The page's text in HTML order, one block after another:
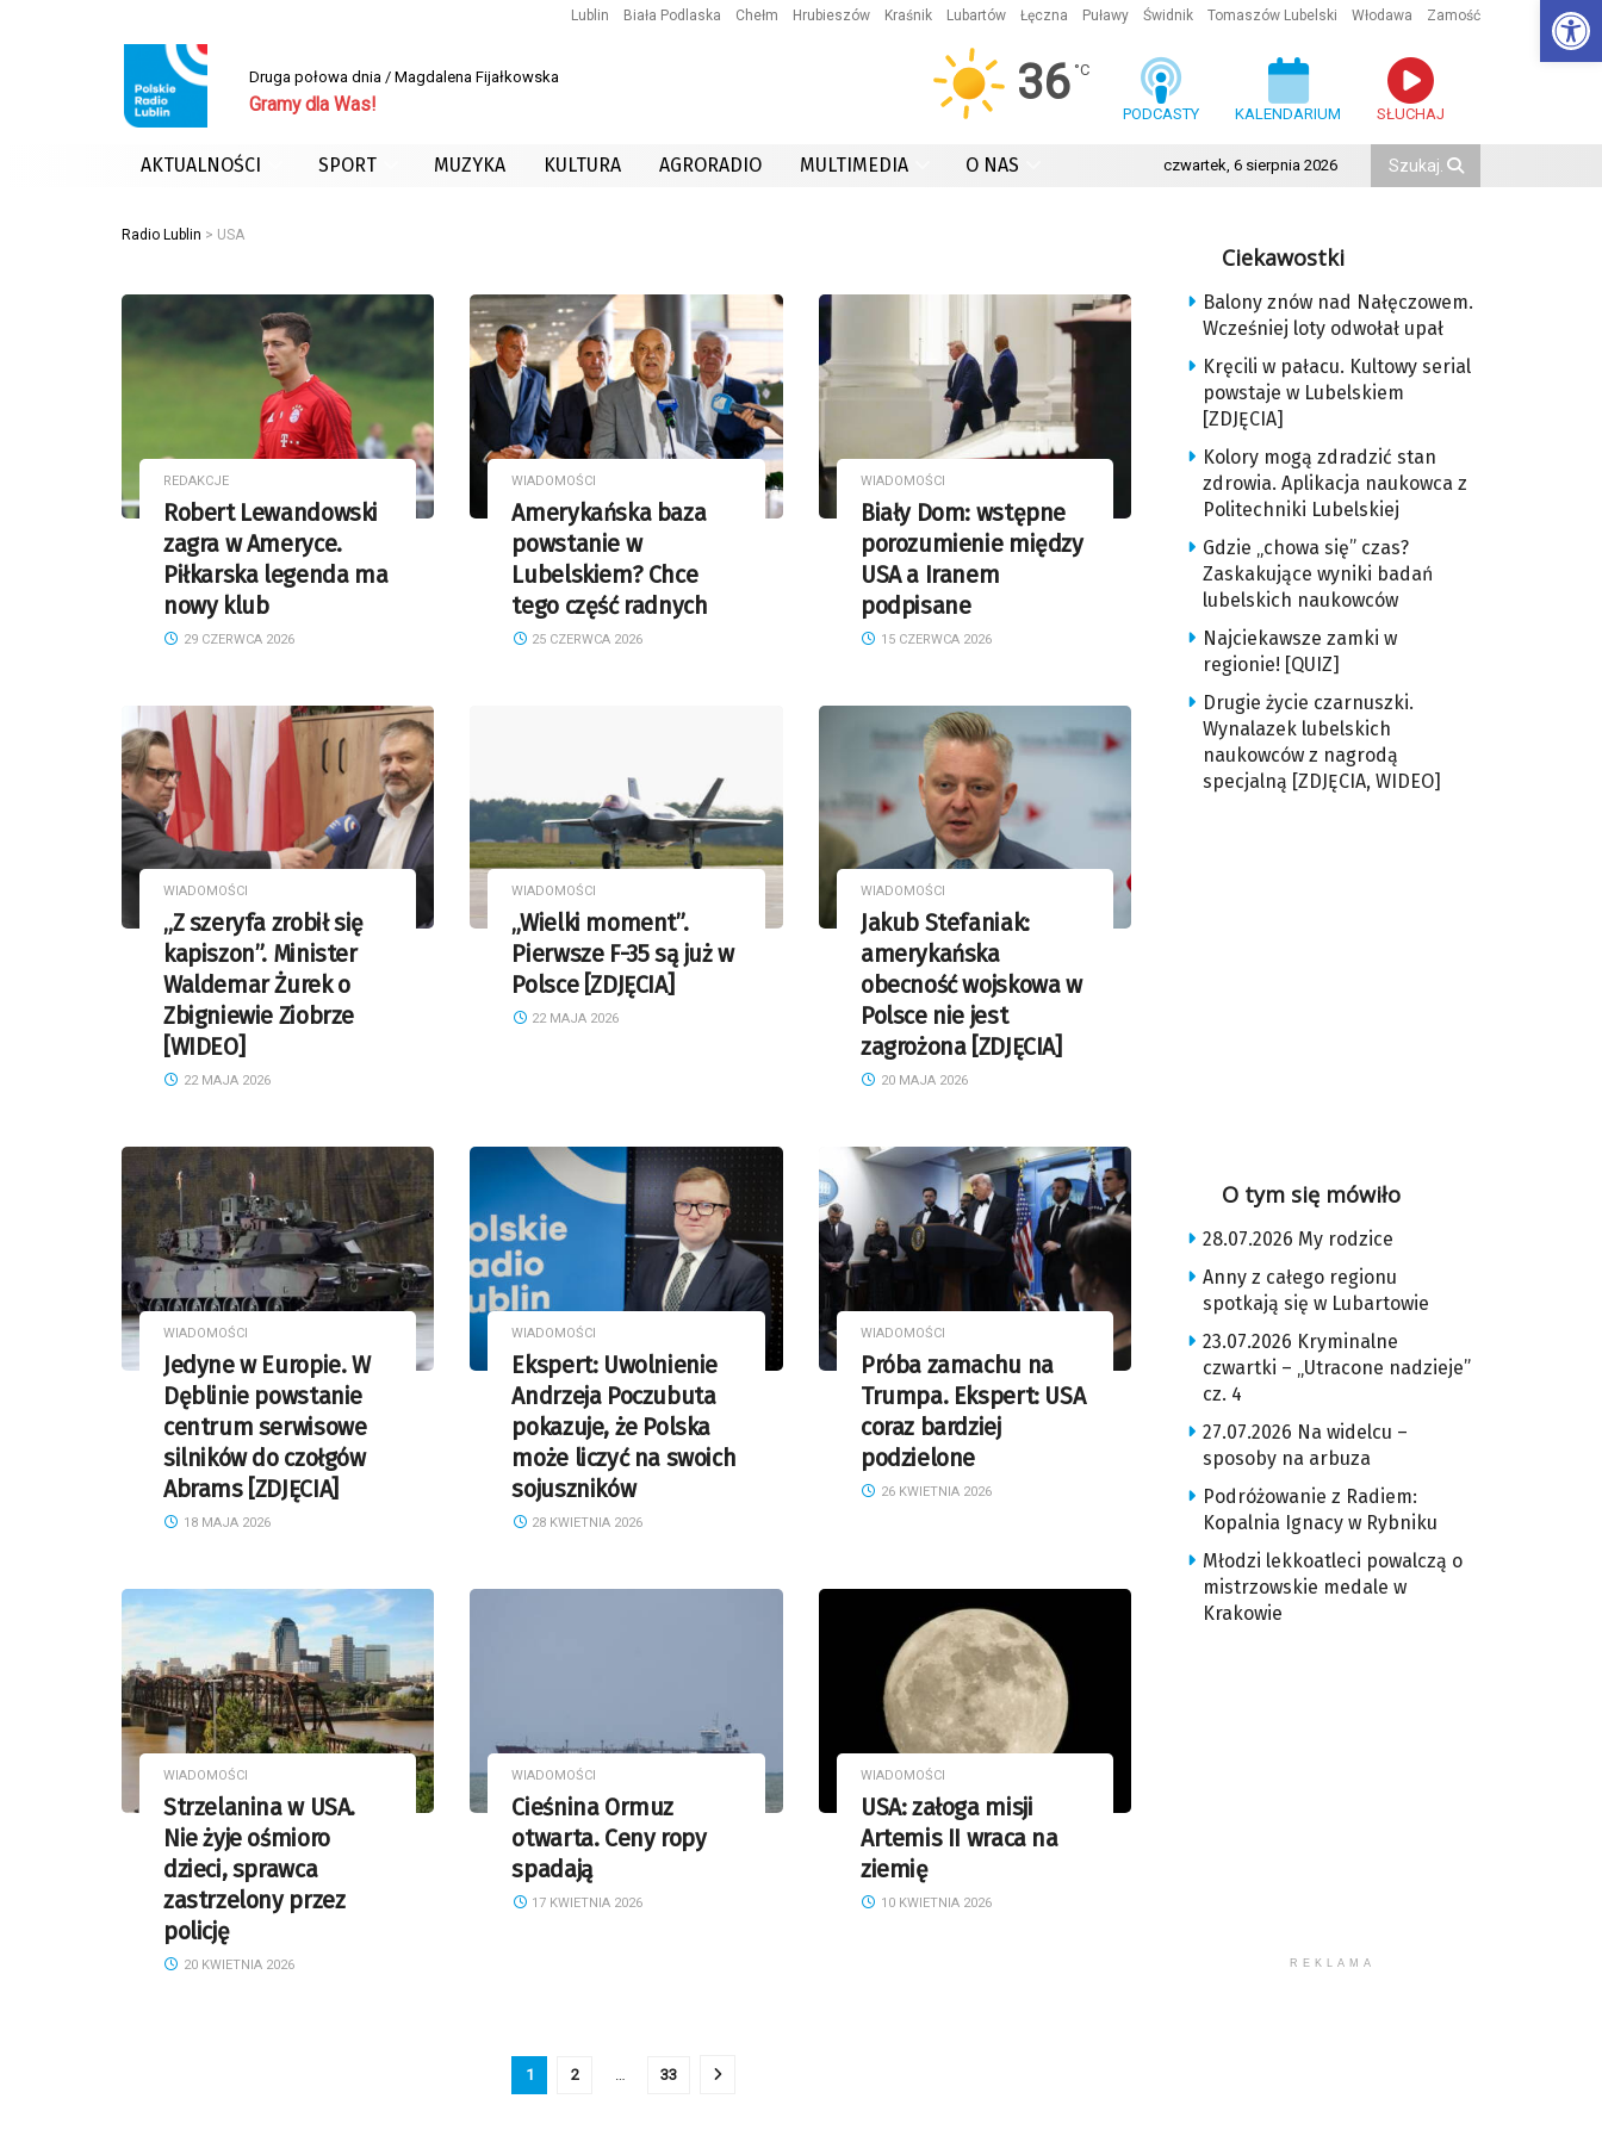
Lublin Biała Podlaska Chełm Hrubieszów Kraśnik Lubartów Łęczna Puławy Świdnik Tomaszów Lubelski Włodawa Zamość
Druga połowa dnia / Magdalena Fijałkowska
Gramy dla Was! 36 °C
PODCASTY KALENDARIUM SŁUCHAJ
AKTUALNOŚCI SPORT MUZYKA KULTURA AGRORADIO MULTIMEDIA O NAS czwartek, 6 sierpnia 2026
Radio Lublin > USA
REDAKCJE
Robert Lewandowski
zagra w Ameryce.
Piłkarska legenda ma
nowy klub
29 CZERWCA 2026
WIADOMOŚCI
Amerykańska baza
powstanie w
Lubelskiem? Chce
tego część radnych
25 CZERWCA 2026
WIADOMOŚCI
Biały Dom: wstępne
porozumienie między
USA a Iranem
podpisane
15 CZERWCA 2026
WIADOMOŚCI
„Z szeryfa zrobił się
kapiszon”. Minister
Waldemar Żurek o
Zbigniewie Ziobrze
[WIDEO]
22 MAJA 2026
WIADOMOŚCI
„Wielki moment”.
Pierwsze F-35 są już w
Polsce [ZDJĘCIA]
22 MAJA 2026
WIADOMOŚCI
Jakub Stefaniak:
amerykańska
obecność wojskowa w
Polsce nie jest
zagrożona [ZDJĘCIA]
20 MAJA 2026
WIADOMOŚCI
Jedyne w Europie. W
Dęblinie powstanie
centrum serwisowe
silników do czołgów
Abrams [ZDJĘCIA]
18 MAJA 2026
WIADOMOŚCI
Ekspert: Uwolnienie
Andrzeja Poczubuta
pokazuje, że Polska
może liczyć na swoich
sojuszników
28 KWIETNIA 2026
WIADOMOŚCI
Próba zamachu na
Trumpa. Ekspert: USA
coraz bardziej
podzielone
26 KWIETNIA 2026
WIADOMOŚCI
Strzelanina w USA.
Nie żyje ośmioro
dzieci, sprawca
zastrzelony przez
policję
20 KWIETNIA 2026
WIADOMOŚCI
Cieśnina Ormuz
otwarta. Ceny ropy
spadają
17 KWIETNIA 2026
WIADOMOŚCI
USA: załoga misji
Artemis II wraca na
ziemię
10 KWIETNIA 2026
1 2 33
Ciekawostki
Balony znów nad Nałęczowem.
Wcześniej loty odwołał upał
Kręcili w pałacu. Kultowy serial
powstaje w Lubelskiem
[ZDJĘCIA]
Kolory mogą zdradzić stan
zdrowia. Aplikacja naukowca z
Politechniki Lubelskiej
Gdzie „chowa się” czas?
Zaskakujące wyniki badań
lubelskich naukowców
Najciekawsze zamki w
regionie! [QUIZ]
Drugie życie czarnuszki.
Wynalazek lubelskich
naukowców z nagrodą
specjalną [ZDJĘCIA, WIDEO]
O tym się mówiło
28.07.2026 My rodzice
Anny z całego regionu
spotkają się w Lubartowie
23.07.2026 Kryminalne
czwartki – „Utracone nadzieje”
cz. 4
27.07.2026 Na widelcu –
sposoby na arbuza
Podróżowanie z Radiem:
Kopalnia Ignacy w Rybniku
Młodzi lekkoatleci powalczą o
mistrzowskie medale w
Krakowie
REKLAMA